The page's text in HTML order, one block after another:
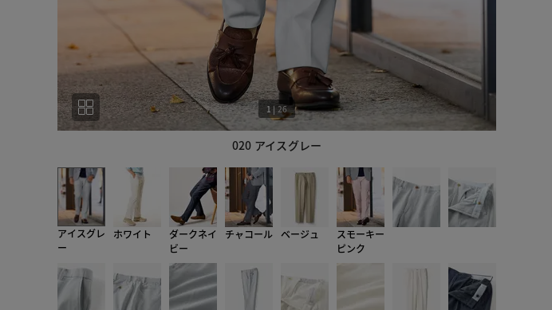
020 アイスグレー
1 | 26
アイスグレ
ー
ホワイト
ダークネイ
ビー
チャコール ベージュ
スモーキー
ピンク